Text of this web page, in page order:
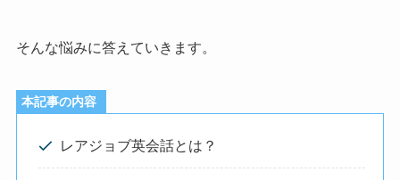
そんな悩みに答えていきます。
本記事の内容
レアジョブ英会話とは？